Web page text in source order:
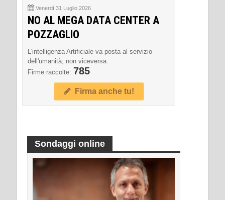
Venerdì 31 Luglio 2026
NO AL MEGA DATA CENTER A
POZZAGLIO
L'intelligenza Artificiale va posta al servizio
dell'umanità, non viceversa.
Firme raccolte: 785
Firma anche tu!
Sondaggi online